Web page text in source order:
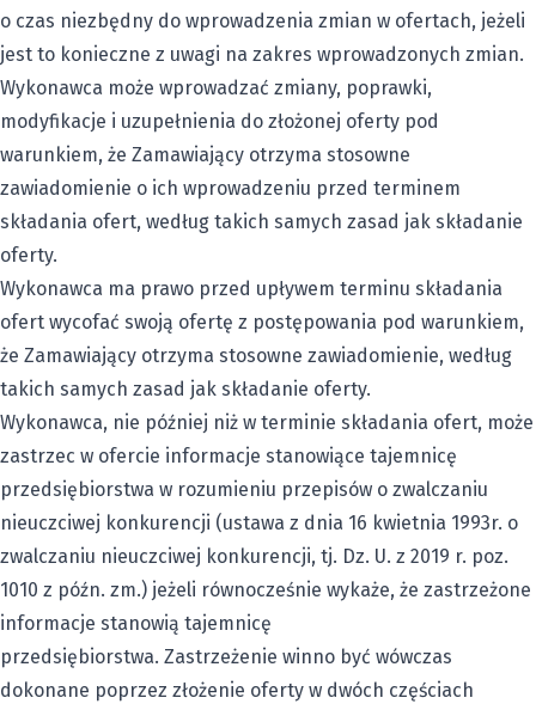
o czas niezbędny do wprowadzenia zmian w ofertach, jeżeli
jest to konieczne z uwagi na zakres wprowadzonych zmian.
Wykonawca może wprowadzać zmiany, poprawki,
modyfikacje i uzupełnienia do złożonej oferty pod
warunkiem, że Zamawiający otrzyma stosowne
zawiadomienie o ich wprowadzeniu przed terminem
składania ofert, według takich samych zasad jak składanie
oferty.
Wykonawca ma prawo przed upływem terminu składania
ofert wycofać swoją ofertę z postępowania pod warunkiem,
że Zamawiający otrzyma stosowne zawiadomienie, według
takich samych zasad jak składanie oferty.
Wykonawca, nie później niż w terminie składania ofert, może
zastrzec w ofercie informacje stanowiące tajemnicę
przedsiębiorstwa w rozumieniu przepisów o zwalczaniu
nieuczciwej konkurencji (ustawa z dnia 16 kwietnia 1993r. o
zwalczaniu nieuczciwej konkurencji, tj. Dz. U. z 2019 r. poz.
1010 z późn. zm.) jeżeli równocześnie wykaże, że zastrzeżone
informacje stanowią tajemnicę
przedsiębiorstwa. Zastrzeżenie winno być wówczas
dokonane poprzez złożenie oferty w dwóch częściach